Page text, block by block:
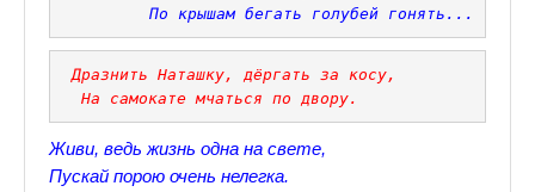
Прогулки по Царскому Селу. Весна.
Прогулки по Царскому Селу. Осень
Царскосельские Стихи
По крышам бегать голубей гонять...
Дразнить Наташку, дёргать за косу,
На самокате мчаться по двору.
Живи, ведь жизнь одна на свете,
Пускай порою очень нелегка.